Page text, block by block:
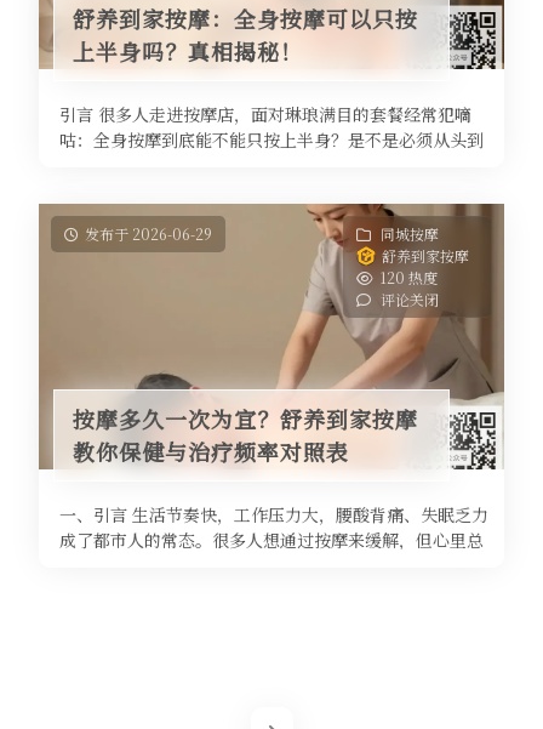
舒养到家按摩：全身按摩可以只按
上半身吗？真相揭秘！
引言 很多人走进按摩店，面对琳琅满目的套餐经常犯嘀
咕：全身按摩到底能不能只按上半身？是不是必须从头到
发布于 2026-06-29
同城按摩
舒养到家按摩
120 热度
评论关闭
按摩多久一次为宜？舒养到家按摩
教你保健与治疗频率对照表
一、引言 生活节奏快，工作压力大，腰酸背痛、失眠乏力
成了都市人的常态。很多人想通过按摩来缓解，但心里总